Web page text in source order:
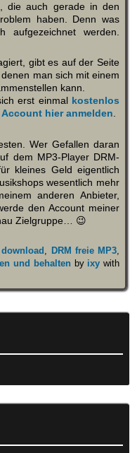
die auch gerade in den
haben. Denn was
aufgezeichnet werden.
gibt es auf der Seite
man sich mit einem
kann.
erst einmal kostenlos
hier anmelden.
Wer Gefallen daran
dem MP3-Player DRM-
kleines Geld eigentlich
wesentlich mehr
anderen Anbieter,
den Account meiner
Zielgruppe… 😉
,download DRM freie MP3,
und behaltenby ixy with